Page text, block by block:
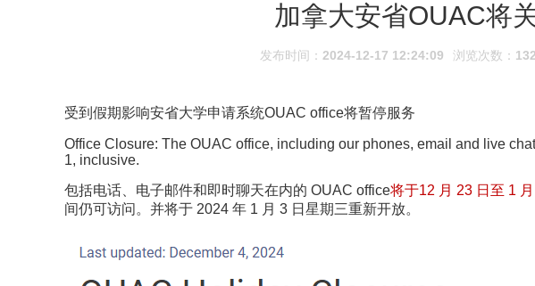
加拿大安省OUAC将
发布时间： 2024-12-17 12:24:09 浏览次数：
受到假期影响安省大学申请系统OUAC office将暂停服务
Office Closure: The OUAC office, including our phones, email and live
1, inclusive.
包括电话、电子邮件和即时聊天在内的 OUAC office将于12 月 23 日至 1
间仍可访问。并将于 2024 年 1 月 3 日星期三重新开放。